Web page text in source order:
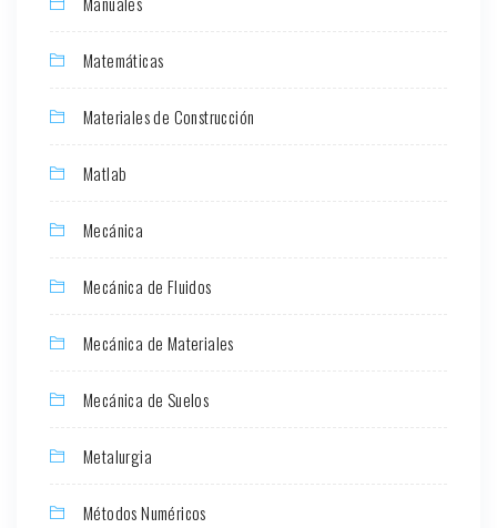
Matemáticas
Materiales de Construcción
Matlab
Mecánica
Mecánica de Fluidos
Mecánica de Materiales
Mecánica de Suelos
Metalurgia
Métodos Numéricos